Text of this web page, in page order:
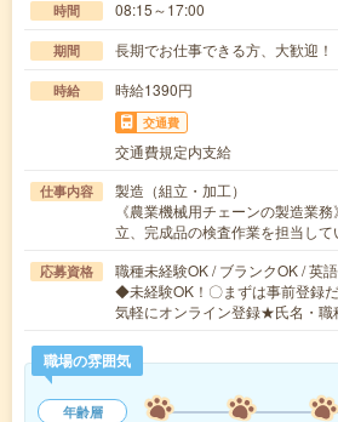
時間 08:15～17:00
期間 長期でお仕事できる方、大歓迎！
時給 時給1390円
交通費
交通費規定内支給
仕事内容
製造（組立・加工）
《農業機械用チェーンの製造業
立、完成品の検査作業を担当し
応募資格
職種未経験OK / ブランクOK / 英
◆未経験OK！〇まずは事前登録
気軽にオンライン登録★氏名・
職場の雰囲気
年齢層